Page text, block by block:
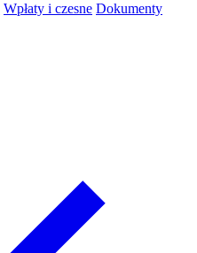
Wpłaty i czesne Dokumenty